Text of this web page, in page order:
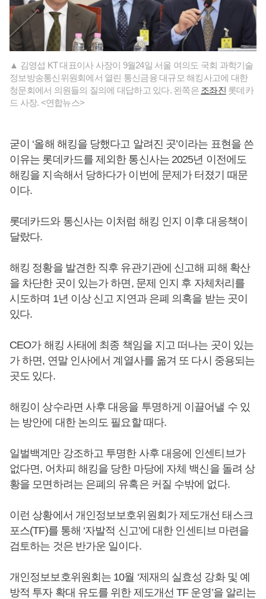
▲ 김영섭 KT 대표이사 사장이 9월24일 서울 여의도 국회 과학기술
정보방송통신위원회에서 열린 통신금융 대규모 해킹사고에 대한
청문회에서 의원들의 질의에 대답하고 있다. 왼쪽은 조좌진 롯데카
드 사장. <연합뉴스>
굳이 ‘올해 해킹을 당했다고 알려진 곳’이라는 표현을 쓴
이유는 롯데카드를 제외한 통신사는 2025년 이전에도
해킹을 지속해서 당하다가 이번에 문제가 터졌기 때문
이다.
롯데카드와 통신사는 이처럼 해킹 인지 이후 대응책이
달랐다.
해킹 정황을 발견한 직후 유관기관에 신고해 피해 확산
을 차단한 곳이 있는가 하면, 문제 인지 후 자체처리를
시도하며 1년 이상 신고 지연과 은폐 의혹을 받는 곳이
있다.
CEO가 해킹 사태에 최종 책임을 지고 떠나는 곳이 있는
가 하면, 연말 인사에서 계열사를 옮겨 또 다시 중용되는
곳도 있다.
해킹이 상수라면 사후 대응을 투명하게 이끌어낼 수 있
는 방안에 대한 논의도 필요할 때다.
일벌백계만 강조하고 투명한 사후 대응에 인센티브가
없다면, 어차피 해킹을 당한 마당에 자체 백신을 돌려 상
황을 모면하려는 은폐의 유혹은 커질 수밖에 없다.
이런 상황에서 개인정보보호위원회가 제도개선 태스크
포스(TF)를 통해 ‘자발적 신고’에 대한 인센티브 마련을
검토하는 것은 반가운 일이다.
개인정보보호위원회는 10월 ‘제재의 실효성 강화 및 예
방적 투자 확대 유도를 위한 제도개선 TF 운영’을 알리는